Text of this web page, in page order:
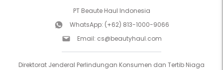
PT Beaute Haul Indonesia
WhatsApp: (+62) 813-1000-9066
Email: cs@beautyhaul.com
Direktorat Jenderal Perlindungan Konsumen dan Tertib Niaga